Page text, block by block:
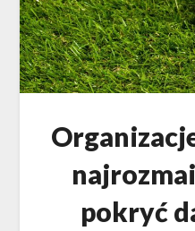
pokryć